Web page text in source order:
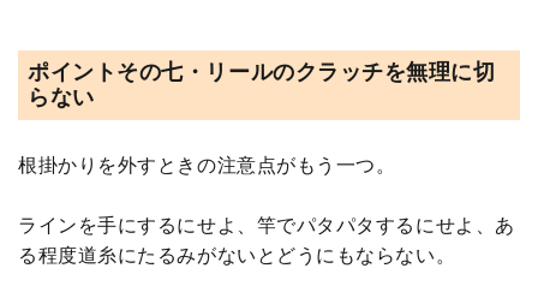
ポイントその七・リールのクラッチを無理に切
らない
根掛かりを外すときの注意点がもう一つ。
ラインを手にするにせよ、竿でパタパタするにせよ、あ
る程度道糸にたるみがないとどうにもならない。